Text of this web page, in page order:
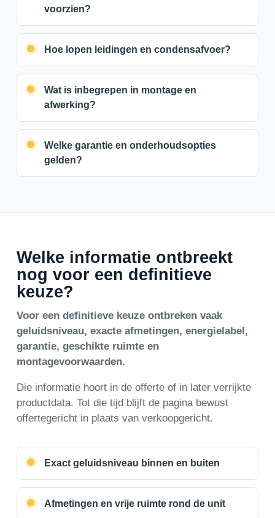
voorzien?
Hoe lopen leidingen en condensafvoer?
Wat is inbegrepen in montage en
afwerking?
Welke garantie en onderhoudsopties
gelden?
Welke informatie ontbreekt
nog voor een definitieve
keuze?
Voor een definitieve keuze ontbreken vaak
geluidsniveau, exacte afmetingen, energielabel,
garantie, geschikte ruimte en
montagevoorwaarden.
Die informatie hoort in de offerte of in later verrijkte
productdata. Tot die tijd blijft de pagina bewust
offertegericht in plaats van verkoopgericht.
Exact geluidsniveau binnen en buiten
Afmetingen en vrije ruimte rond de unit